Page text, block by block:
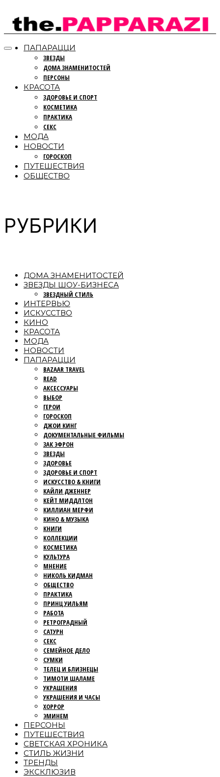
ПАПАРАЦЦИ
ЗВЕЗДЫ
ДОМА ЗНАМЕНИТОСТЕЙ
ПЕРСОНЫ
КРАСОТА
ЗДОРОВЬЕ И СПОРТ
КОСМЕТИКА
ПРАКТИКА
СЕКС
МОДА
НОВОСТИ
ГОРОСКОП
ПУТЕШЕСТВИЯ
ОБЩЕСТВО
РУБРИКИ
ДОМА ЗНАМЕНИТОСТЕЙ
ЗВЕЗДЫ ШОУ-БИЗНЕСА
ЗВЕЗДНЫЙ СТИЛЬ
ИНТЕРВЬЮ
ИСКУССТВО
КИНО
КРАСОТА
МОДА
НОВОСТИ
ПАПАРАЦЦИ
BAZAAR TRAVEL
READ
АКСЕССУАРЫ
ВЫБОР
ГЕРОИ
ГОРОСКОП
ДЖОИ КИНГ
ДОКУМЕНТАЛЬНЫЕ ФИЛЬМЫ
ЗАК ЭФРОН
ЗВЕЗДЫ
ЗДОРОВЬЕ
ЗДОРОВЬЕ И СПОРТ
ИСКУССТВО & КНИГИ
КАЙЛИ ДЖЕННЕР
КЕЙТ МИДДЛТОН
КИЛЛИАН МЕРФИ
КИНО & МУЗЫКА
КНИГИ
КОЛЛЕКЦИИ
КОСМЕТИКА
КУЛЬТУРА
МНЕНИЕ
НИКОЛЬ КИДМАН
ОБЩЕСТВО
ПРАКТИКА
ПРИНЦ УИЛЬЯМ
РАБОТА
РЕТРОГРАДНЫЙ
САТУРН
СЕКС
СЕМЕЙНОЕ ДЕЛО
СУМКИ
ТЕЛЕЦ И БЛИЗНЕЦЫ
ТИМОТИ ШАЛАМЕ
УКРАШЕНИЯ
УКРАШЕНИЯ И ЧАСЫ
ХОРРОР
ЭМИНЕМ
ПЕРСОНЫ
ПУТЕШЕСТВИЯ
СВЕТСКАЯ ХРОНИКА
СТИЛЬ ЖИЗНИ
ТРЕНДЫ
ЭКСКЛЮЗИВ